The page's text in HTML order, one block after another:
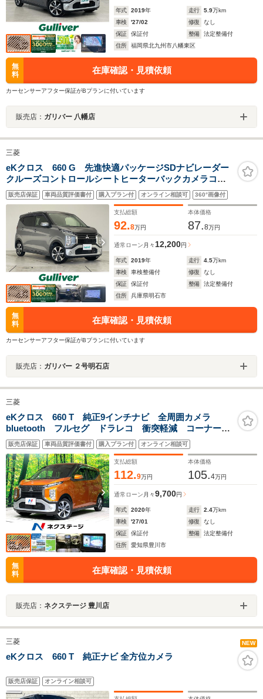
年式 2019年 走行 5.9万km
車検
'27/02 修復
なし
保証
保証付 整備
法定整備付
住所
福岡県北九州市八幡東区
無
料
在庫確認・見積依頼
カーセンサーアフター保証がBプランに付いています
販売店： ガリバー 八幡店
三菱
eKクロス 660 G 先進快適パッケージSDナビレーダー
クルーズコントロールシートヒーターバックカメラコー
ナーセンサー純正アルミホイールLEDヘッドライトオー
トライトETC衝突軽減システムワンセグCDBluetoothス
テアリングスイッチ
販売店保証 車両品質評価書付 購入プラン付 オンライン相談可 360°画像付
支払総額
92.8万円
本体価格
87.8万円
通常ローン 月々 12,200円
年式 2019年 走行 4.5万km
車検
車検整備付 修復
なし
保証
保証付 整備
法定整備付
住所
兵庫県明石市
無
料
在庫確認・見積依頼
カーセンサーアフター保証がBプランに付いています
販売店： ガリバー ２号明石店
三菱
eKクロス 660 T 純正9インチナビ 全周囲カメラ
bluetooth フルセグ ドラレコ 衝突軽減 コーナーセ
ンサー シートエアコン LEDヘッド オートライト
オートエアコン スマートキー 15インチアルミホイー
ル
販売店保証 車両品質評価書付 購入プラン付 オンライン相談可
支払総額
112.9万円
本体価格
105.4万円
通常ローン 月々9,700円
年式 2020年 走行 2.4万km
車検
'27/01 修復
なし
保証
保証付 整備
法定整備付
住所
愛知県豊川市
無
料
在庫確認・見積依頼
販売店： ネクステージ 豊川店
三菱 NEW
eKクロス 660 T 純正ナビ 全方位カメラ
販売店保証 オンライン相談可